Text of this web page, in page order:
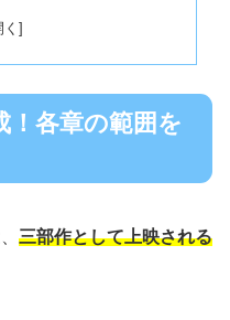
！各章の範囲を
三部作として上映される